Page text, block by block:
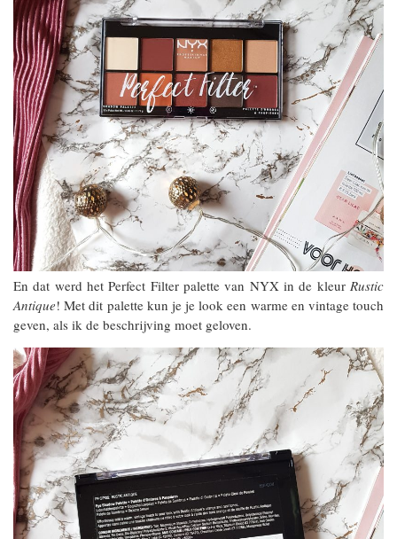
En dat werd het Perfect Filter palette van NYX in de kleur Rustic
Antique! Met dit palette kun je je look een warme en vintage touch
geven, als ik de beschrijving moet geloven.